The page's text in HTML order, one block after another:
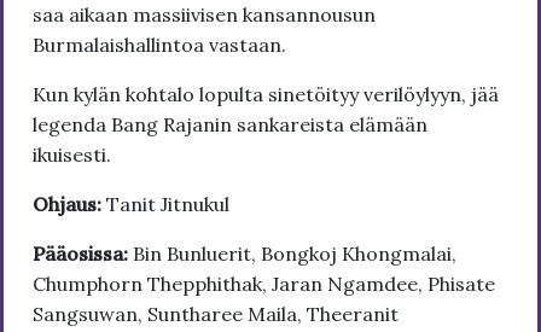
saa aikaan massiivisen kansannousun
Burmalaishallintoa vastaan.
Kun kylän kohtalo lopulta sinetöityy verilöylyyn, jää
legenda Bang Rajanin sankareista elämään
ikuisesti.
Ohjaus: Tanit Jitnukul
Pääosissa: Bin Bunluerit, Bongkoj Khongmalai,
Chumphorn Thepphithak, Jaran Ngamdee, Phisate
Sangsuwan, Suntharee Maila, Theeranit